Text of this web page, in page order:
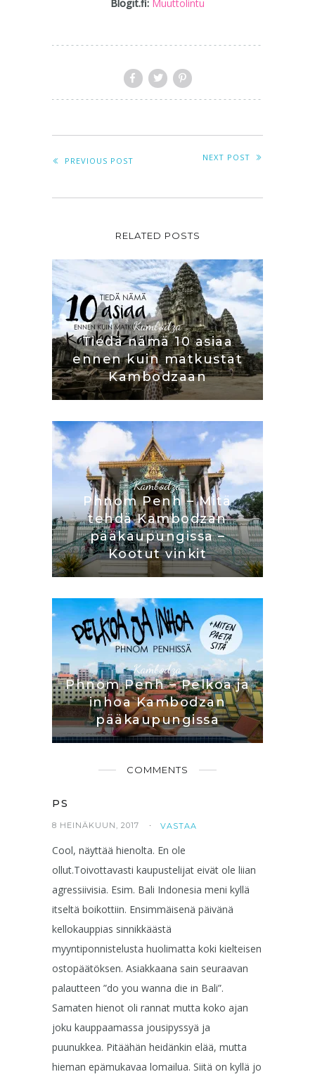
Blogit.fi: Muuttolintu
PREVIOUS POST NEXT POST
RELATED POSTS
Kambodza
Tiedä nämä 10 asiaa
ennen kuin matkustat
Kambodzaan
Kambodza
Phnom Penh – Mitä
tehdä Kambodzan
pääkaupungissa –
Kootut vinkit
Kambodza
Phnom Penh – Pelkoa ja
inhoa Kambodzan
pääkaupungissa
COMMENTS
PS
8 HEINÄKUUN, 2017 VASTAA
Cool, näyttää hienolta. En ole
ollut.Toivottavasti kaupustelijat eivät ole liian
agressiivisia. Esim. Bali Indonesia meni kyllä
itseltä boikottiin. Ensimmäisenä päivänä
kellokauppias sinnikkäästä
myyntiponnistelusta huolimatta koki kielteisen
ostopäätöksen. Asiakkaana sain seuraavan
palautteen ”do you wanna die in Bali”.
Samaten hienot oli rannat mutta koko ajan
joku kauppaamassa jousipyssyä ja
puunukkea. Pitäähän heidänkin elää, mutta
hieman epämukavaa lomailua. Siitä on kyllä jo